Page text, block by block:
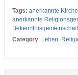
Tags: anerkannte
anerkannte
Category: Leben,